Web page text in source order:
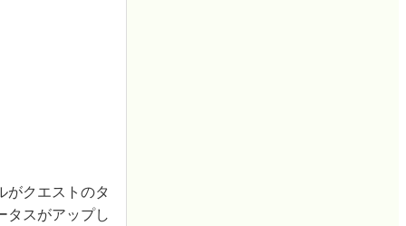
がクエストのタ
タスがアップし